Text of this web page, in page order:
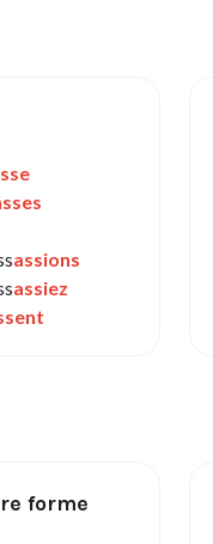
assions
assiez
forme